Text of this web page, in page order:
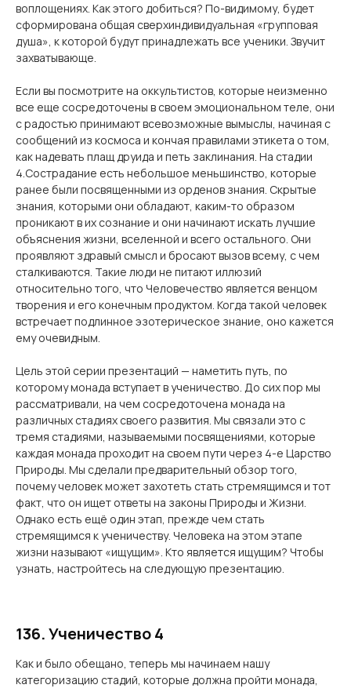
воплощениях. Как этого добиться? По-видимому, будет
сформирована общая сверхиндивидуальная «групповая
душа», к которой будут принадлежать все ученики. Звучит
захватывающе.
Если вы посмотрите на оккультистов, которые неизменно
все еще сосредоточены в своем эмоциональном теле, они
с радостью принимают всевозможные вымыслы, начиная с
сообщений из космоса и кончая правилами этикета о том,
как надевать плащ друида и петь заклинания. На стадии
4.Сострадание есть небольшое меньшинство, которые
ранее были посвященными из орденов знания. Скрытые
знания, которыми они обладают, каким-то образом
проникают в их сознание и они начинают искать лучшие
объяснения жизни, вселенной и всего остального. Они
проявляют здравый смысл и бросают вызов всему, с чем
сталкиваются. Такие люди не питают иллюзий
относительно того, что Человечество является венцом
творения и его конечным продуктом. Когда такой человек
встречает подлинное эзотерическое знание, оно кажется
ему очевидным.
Цель этой серии презентаций — наметить путь, по
которому монада вступает в ученичество. До сих пор мы
рассматривали, на чем сосредоточена монада на
различных стадиях своего развития. Мы связали это с
тремя стадиями, называемыми посвящениями, которые
каждая монада проходит на своем пути через 4-е Царство
Природы. Мы сделали предварительный обзор того,
почему человек может захотеть стать стремящимся и тот
факт, что он ищет ответы на законы Природы и Жизни.
Однако есть ещё один этап, прежде чем стать
стремящимся к ученичеству. Человека на этом этапе
жизни называют «ищущим». Кто является ищущим? Чтобы
узнать, настройтесь на следующую презентацию.
136. Ученичество 4
Как и было обещано, теперь мы начинаем нашу
категоризацию стадий, которые должна пройти монада,